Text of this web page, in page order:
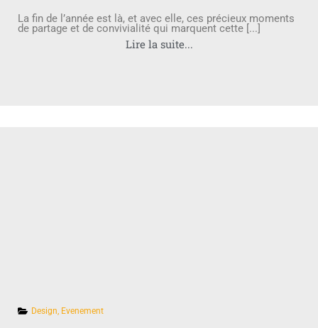
La fin de l’année est là, et avec elle, ces précieux moments
de partage et de convivialité qui marquent cette [...]
Lire la suite...
Design, Evenement